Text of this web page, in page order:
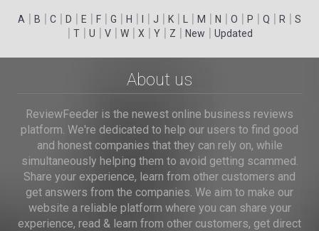
A | B | C | D | E | F | G | H | | J | K | | M | N | O | P | Q | R | S
| T| U | V| W| X | Y| Z | New | Updated
About us
ReviewFeeder is the newest online business reviews
platform. We're dedicated to help our users to find good
and honest companies that they can rely on, while
simultaneously helping them to avoid getting scammed.
Share your experience, learn from other customers and
get answers from the companies. We aim to make our
website a reliable platform where you can share your
experience, read & learn from other customers, get direct